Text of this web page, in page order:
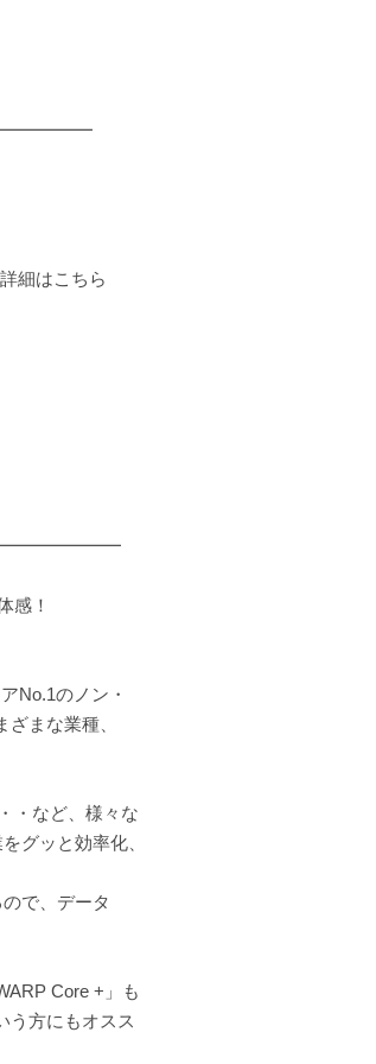
細はこちら
感！
No.1のノン・
まな業種、
・など、様々な
グッと効率化、
で、データ
Core +」も
う方にもオスス